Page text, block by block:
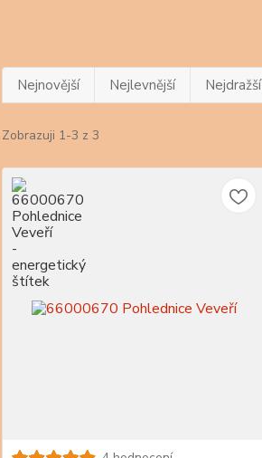
Nejnovější Nejlevnější Nejdražší
Zobrazuji 1-3 z 3